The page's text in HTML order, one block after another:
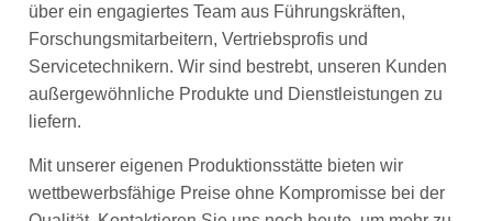
über ein engagiertes Team aus Führungskräften,
Forschungsmitarbeitern, Vertriebsprofis und
Servicetechnikern. Wir sind bestrebt, unseren Kunden
außergewöhnliche Produkte und Dienstleistungen zu
liefern.
Mit unserer eigenen Produktionsstätte bieten wir
wettbewerbsfähige Preise ohne Kompromisse bei der